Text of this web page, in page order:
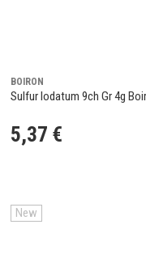
BOIRON
Sulfur Iodatum 9ch Gr 4g
5,37 €
New